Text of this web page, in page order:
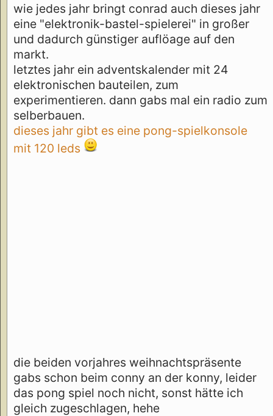
wie jedes jahr bringt conrad auch dieses jahr
eine "elektronik-bastel-spielerei" in großer
und dadurch günstiger auflöage auf den
markt.
letztes jahr ein adventskalender mit 24
elektronischen bauteilen, zum
experimentieren. dann gabs mal ein radio zum
selberbauen.
dieses jahr gibt es eine pong-spielkonsole
mit 120 leds
die beiden vorjahres weihnachtspräsente
gabs schon beim conny an der konny, leider
das pong spiel noch nicht, sonst hätte ich
gleich zugeschlagen, hehe